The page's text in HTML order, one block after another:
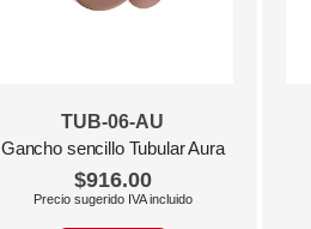
TUB-06-AU
Gancho sencillo Tubular Aura
$916.00